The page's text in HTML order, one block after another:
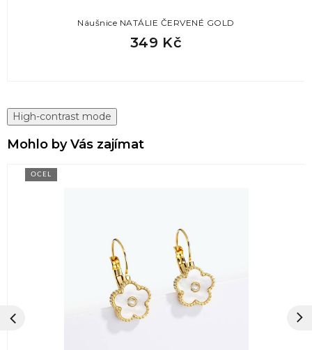
Náušnice NATÁLIE ČERVENÉ GOLD
349 Kč
High-contrast mode
Mohlo by Vás zajímat
OCEL